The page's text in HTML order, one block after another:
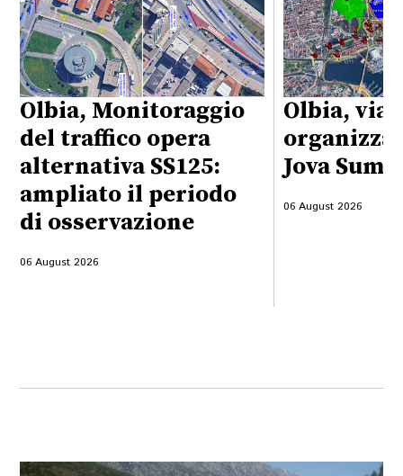
Olbia, Monitoraggio
del traffico opera
alternativa SS125:
ampliato il periodo
di osservazione
06 August 2026
Olbia,
Jova
06 August 2026